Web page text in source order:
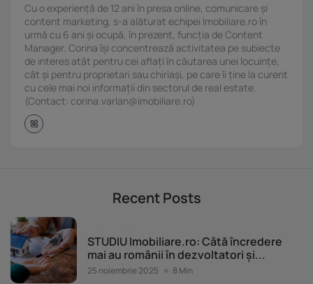
Cu o experiență de 12 ani în presa online, comunicare și
content marketing, s-a alăturat echipei Imobiliare.ro în
urmă cu 6 ani și ocupă, în prezent, funcția de Content
Manager. Corina își concentrează activitatea pe subiecte
de interes atât pentru cei aflați în căutarea unei locuințe,
cât și pentru proprietari sau chiriași, pe care îi ține la curent
cu cele mai noi informații din sectorul de real estate.
(Contact: corina.varlan@imobiliare.ro)
Recent Posts
STUDIU Imobiliare.ro: Câtă încredere
mai au românii în dezvoltatori și...
25 noiembrie 2025 8 Min